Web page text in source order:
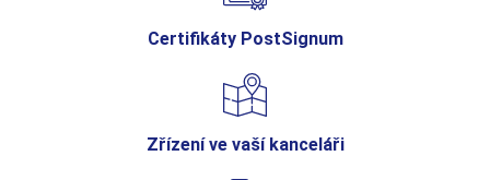
Certifikáty PostSignum
Zřízení ve vaší kanceláři